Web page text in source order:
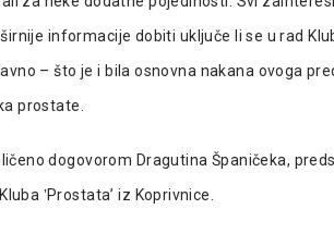
informacije dobiti uključe li se u rad
– što je i bila osnovna nakana ovoga
prostate.
dogovorom Dragutina Španičeka,
‛Prostata’ iz Koprivnice.